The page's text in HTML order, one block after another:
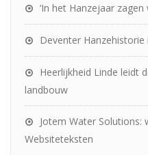
‘In het Hanzejaar
Deventer Hanzehistorie
Heerlijkheid Linde leidt
landbouw
Jotem Water Solutions:
Websiteteksten